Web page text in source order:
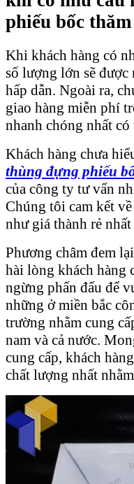
phiếu bốc thăm
Khi khách hàng có
số lượng lớn sẽ
hấp dẫn. Ngoài ra,
giao hàng miễn phí
nhanh chóng nhất có
Khách hàng chưa
thùng đựng phiếu
của công ty tư vấn
Chúng tôi cam kết
như giá thành rẻ
Phương châm đem
hài lòng khách hàng
ngừng phấn đấu để
những ở miền bắc
trường nhằm cung
nam và cả nước.
cung cấp, khách
chất lượng nhất